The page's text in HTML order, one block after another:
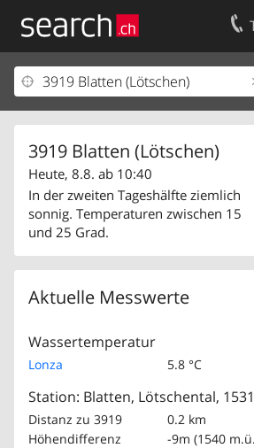
3919 Blatten (Lötschen)
Heute, 8.8. ab 10:40
In der zweiten Tageshälfte ziemlich
sonnig. Temperaturen zwischen 15
und 25 Grad.
Aktuelle Messwerte
Wassertemperatur
Lonza 5.8 °C
Station: Blatten, Lötschental,
Distanz zu 3919
0.2 km
Höhendifferenz
-9m (1540
Ihr Eintrag
Kundencenter Geschäftskunden
Impressum